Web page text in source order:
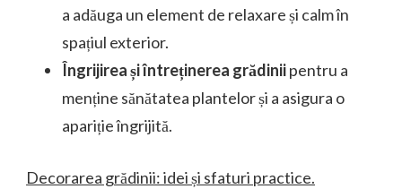
a adăuga un element de relaxare și calm în
spațiul exterior.
Îngrijirea și întreținerea grădiniipentru a
menține sănătatea plantelor și a asigura o
apariție îngrijită.
Decorarea grădinii: idei și sfaturi practice.